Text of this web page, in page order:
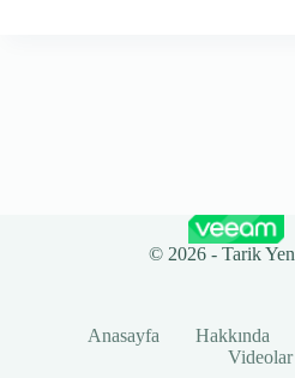
© 2026 - Tarik
Anasayfa Hakkında
Videolar